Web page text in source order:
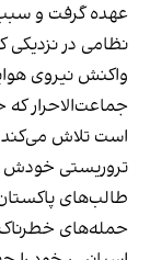
عهده گرفت و سبب
نظامی در نزدیکی
واکنش نیروی
جماعت‌الاحرار
است تلاش می‌کند
تروریستی خودش
طالب‌های پاکستان
حمله‌های خطرناک